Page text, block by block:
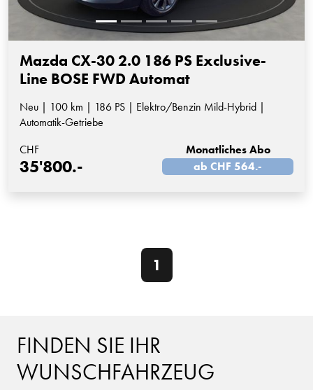
Mazda CX-30 2.0 186 PS Exclusive-
Line BOSE FWD Automat
Neu | 100 km | 186 PS | Elektro/Benzin Mild-Hybrid |
Automatik-Getriebe
CHF
35'800.-
Monatliches Abo
ab CHF 564.-
1
FINDEN SIE IHR
WUNSCHFAHRZEUG